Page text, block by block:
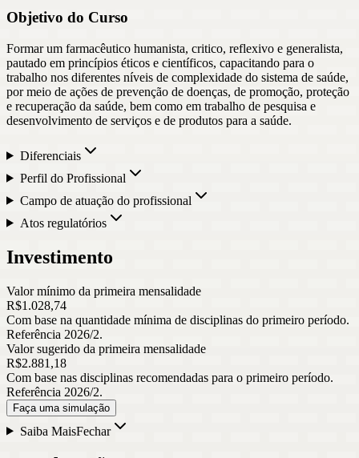
Objetivo do Curso
Formar um farmacêutico humanista, critico, reflexivo e generalista,
pautado em princípios éticos e científicos, capacitando para o
trabalho nos diferentes níveis de complexidade do sistema de saúde,
por meio de ações de prevenção de doenças, de promoção, proteção
e recuperação da saúde, bem como em trabalho de pesquisa e
desenvolvimento de serviços e de produtos para a saúde.
Diferenciais
Perfil do Profissional
Campo de atuação do profissional
Atos regulatórios
Investimento
Valor mínimo da primeira mensalidade
R$1.028,74
Com base na quantidade mínima de disciplinas do primeiro período.
Referência 2026/2.
Valor sugerido da primeira mensalidade
R$2.881 ,18
Com base nas disciplinas recomendadas para o primeiro período.
Referência 2026/2.
Faça uma simulação
Saiba MaisFechar